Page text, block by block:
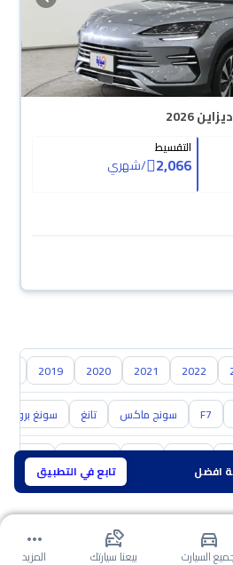
افضل تابع في التطبيق
2026
التقسيط
2,066
/شهري
2022
2021
2020
2019
F7 سونج ماكس تانغ سونغ برو
نيسان مازدا سوزوكي هافال
السيارت بيعنا سيارتك المزيد